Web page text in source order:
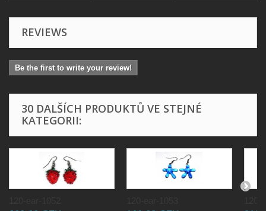
REVIEWS
Be the first to write your review!
30 DALŠÍCH PRODUKTŮ VE STEJNÉ
KATEGORII: